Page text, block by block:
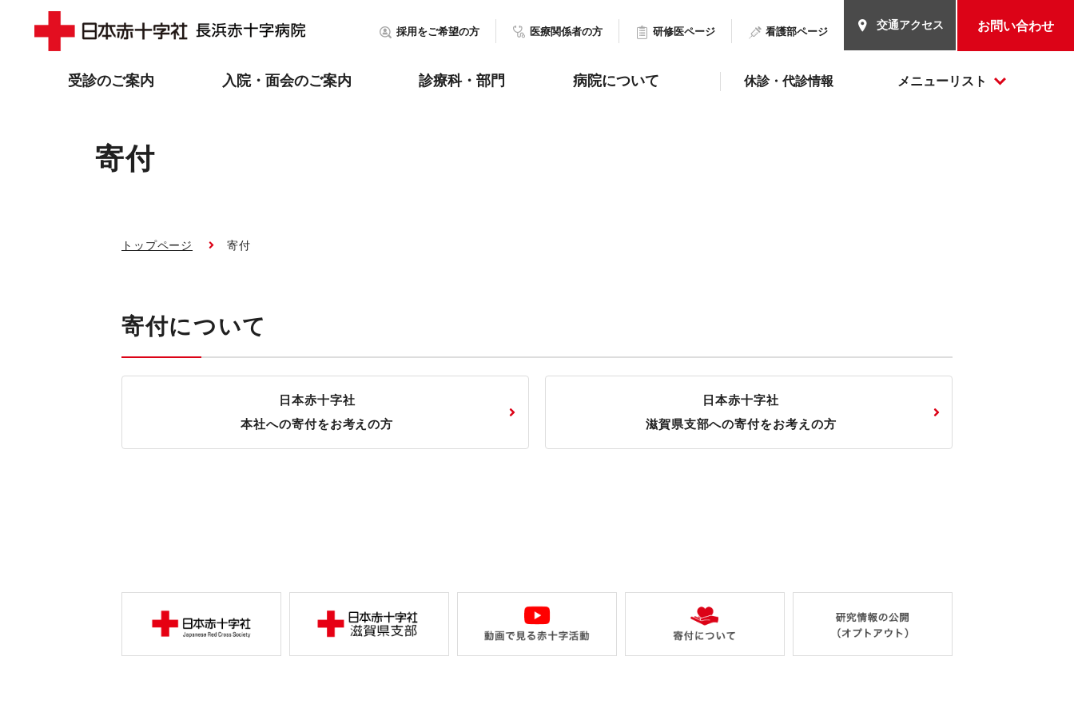
採用をご希望の方 医療関係者の方 研修医ページ 看護部ページ
交通アクセス お問い合わせ
受診のご案内 入院・面会のご案内 診療科・部門 病院について 休診・代診情報 メニューリスト
寄付
トップページ 寄付
寄付について
日本赤十字社
本社への寄付をお考えの方
日本赤十字社
滋賀県支部への寄付をお考えの方